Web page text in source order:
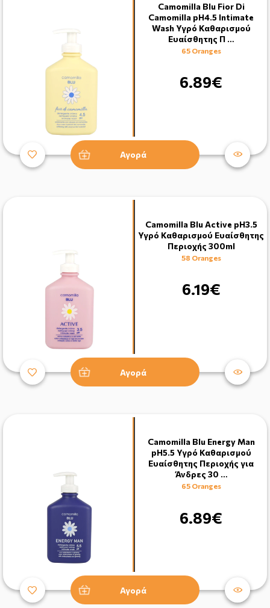
Camomilla Blu Fior Di
Camomilla pH4.5 Intimate
Wash Υγρό Καθαρισμού
Ευαίσθητης Π …
65 Oranges
6.89€
Αγορά
Camomilla Blu Active pH3.5
Υγρό Καθαρισμού Ευαίσθητης
Περιοχής 300ml
58 Oranges
6.19€
Αγορά
Camomilla Blu Energy Man
pH5.5 Υγρό Καθαρισμού
Ευαίσθητης Περιοχής για
Άνδρες 30 …
65 Oranges
6.89€
Αγορά